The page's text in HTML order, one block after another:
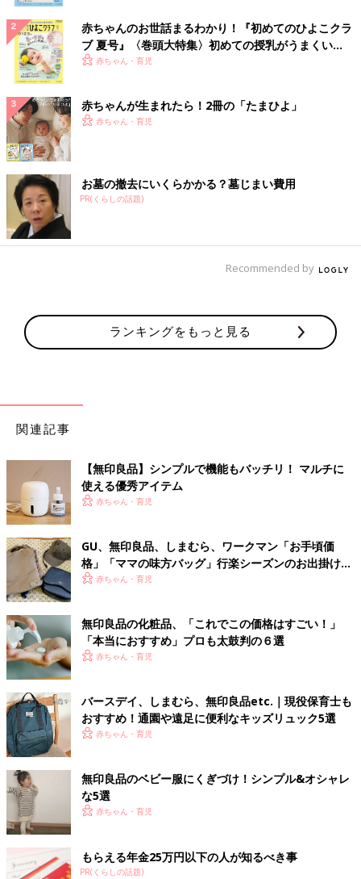
赤ちゃんのお世話まるわかり！『初めてのひよこクラ
ブ 夏号』〈巻頭大特集〉初めての授乳がうまくい
く！ おっぱい・ミルクの基本と夏のトラブル 解決テ
赤ちゃん・育児
赤ちゃんが生まれたら！2冊の「たまひよ」
赤ちゃん・育児
お墓の撤去にいくらかかる？墓じまい費用
PR(くらしの話題)
Recommended by
ランキングをもっと見る
関連記事
【無印良品】シンプルで機能もバッチリ！ マルチに
使える優秀アイテム
赤ちゃん・育児
GU、無印良品、しまむら、ワークマン「お手頃価
格」「ママの味方バッグ」行楽シーズンのお出掛け
に！おすすめの大人リュック5選
赤ちゃん・育児
無印良品の化粧品、「これでこの価格はすごい！」
「本当におすすめ」プロも太鼓判の６選
赤ちゃん・育児
バースデイ、しまむら、無印良品etc.｜現役保育士も
おすすめ！通園や遠足に便利なキッズリュック5選
赤ちゃん・育児
無印良品のベビー服にくぎづけ！シンプル&オシャレ
な5選
赤ちゃん・育児
もらえる年金25万円以下の人が知るべき事
PR(くらしの話題)